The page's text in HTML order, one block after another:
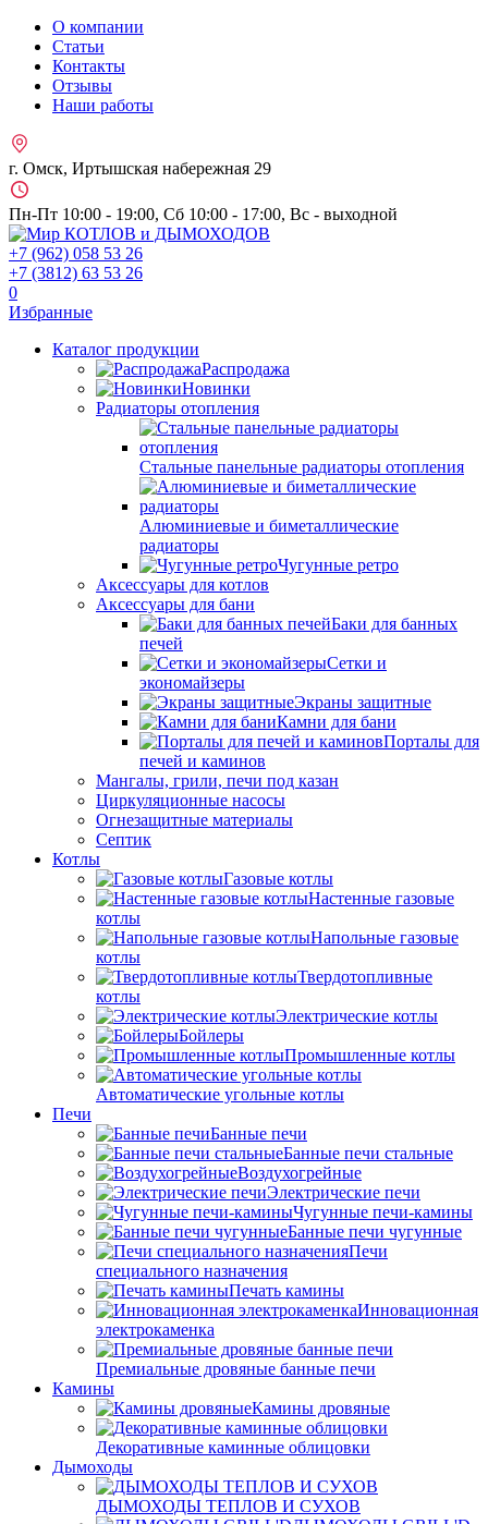
О компании
Статьи
Контакты
Отзывы
Наши работы
г. Омск, Иртышская набережная 29
Пн-Пт 10:00 - 19:00, Сб 10:00 - 17:00, Вс - выходной
+7 (962) 058 53 26
+7 (3812) 63 53 26
0
Избранные
Каталог продукции
Распродажа
Новинки
Радиаторы отопления
Стальные панельные радиаторы отопления
Алюминиевые и биметаллические
радиаторы
Чугунные ретро
Аксессуары для котлов
Аксессуары для бани
Баки для банных
печей
Сетки и
экономайзеры
Экраны защитные
Камни для бани
Порталы для
печей и каминов
Мангалы, грили, печи под казан
Циркуляционные насосы
Огнезащитные материалы
Септик
Котлы
Газовые котлы
Настенные газовые
котлы
Напольные газовые
котлы
Твердотопливные
котлы
Электрические котлы
Бойлеры
Промышленные котлы
Автоматические угольные котлы
Печи
Банные печи
Банные печи стальные
Воздухогрейные
Электрические печи
Чугунные печи-камины
Банные печи чугунные
Печи
специального назначения
Печать камины
Инновационная
электрокаменка
Премиальные дровяные банные печи
Камины
Камины дровяные
Декоративные каминные облицовки
Дымоходы
ДЫМОХОДЫ ТЕПЛОВ И СУХОВ